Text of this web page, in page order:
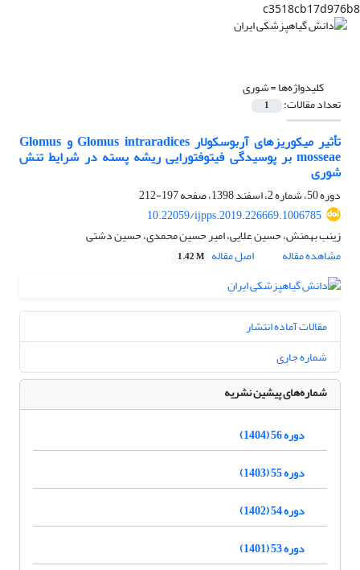
c3518cb17d976b8
کلیدواژه‌ها =شوری
تعداد مقالات: 1
تأثیر میکوریزهای آربوسکولارGlomus intraradices ‎‏ و ‏Glomus
mosseae‏ بر پوسیدگی ‏فیتوفتورایی ریشه پسته در شرایط تنش
شوری
دوره 50، شماره 2، اسفند 1398، صفحه
197-212
10.22059/ijpps.2019.226669.1006785
زینب بهمنش، حسین علایی، امیر حسین محمدی، حسین دشتی
مشاهده مقاله
اصل مقاله 1.42 M
مقالات آماده انتشار
شماره جاری
شماره‌های پیشین نشریه
دوره 56 (1404)
دوره 55 (1403)
دوره 54 (1402)
دوره 53 (1401)